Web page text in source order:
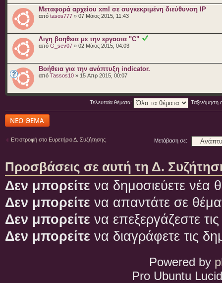
Μεταφορά αρχείου xml σε συγκεκριμένη διεύθυνση IP
από tasos777 » 07 Μάιος 2015, 11:43
Λιγη βοηθεια με την εργασια "C"
από G_sev07 » 02 Μάιος 2015, 04:03
Βοήθεια για την ανάπτυξη indicator.
από Tassos10 » 15 Απρ 2015, 00:07
Τελευταία θέματα: Ταξινόμηση
Δημιουργία νέου
θέματος
Επιστροφή στο Ευρετήριο Δ. Συζήτησης Μετάβαση σε:
Προσβάσεις σε αυτή τη Δ.
Δεν μπορείτε να δημοσιεύετε νέα
Δεν μπορείτε να απαντάτε σε
Δεν μπορείτε να επεξεργάζεστε
Δεν μπορείτε να διαγράφετε τις
Powered by
Pro Ubuntu